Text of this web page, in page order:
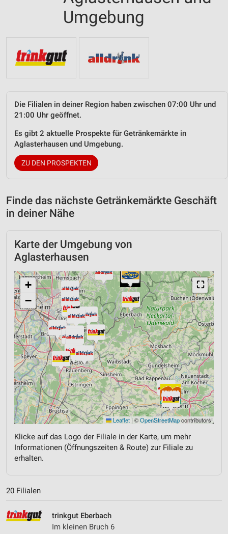
Umgebung
Die Filialen in deiner Region haben zwischen 07:00 Uhr und
21:00 Uhr geöffnet.
Es gibt 2 aktuelle Prospekte für Getränkemärkte in
Aglasterhausen und Umgebung.
ZU DEN PROSPEKTEN
Finde das nächste Getränkemärkte Geschäft
in deiner Nähe
Karte der Umgebung von
Aglasterhausen
⛶
+
−
Leaflet | ©OpenStreetMapcontributors
Klicke auf das Logo der Filiale in der Karte, um mehr
Informationen (Öffnungszeiten & Route) zur Filiale zu
erhalten.
20 Filialen
trinkgut Eberbach
Im kleinen Bruch 6